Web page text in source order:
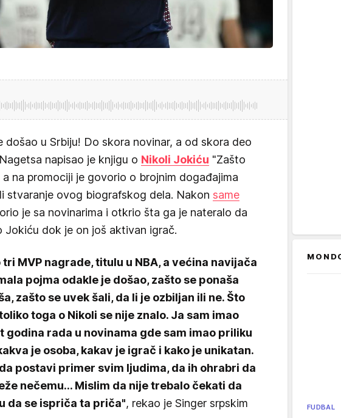
došao u Srbiju! Do skora novinar, a od skora deo
napisao je knjigu o Nikoli Jokiću "Zašto
na promociji je govorio o brojnim događajima
stvaranje ovog biografskog dela. Nakon same
je sa novinarima i otkrio šta ga je nateralo da
Jokiću dok je on još aktivan igrač.
tri MVP nagrade, titulu u NBA, a većina navijača
pojma odakle je došao, zašto se ponaša
zašto se uvek šali, da li je ozbiljan ili ne. Što
toga o Nikoli se nije znalo. Ja sam imao
godina rada u novinama gde sam imao priliku
je osoba, kakav je igrač i kako je unikatan.
postavi primer svim ljudima, da ih ohrabri da
nečemu... Mislim da nije trebalo čekati da
da se ispriča ta priča", rekao je Singer srpskim
FUDBAL